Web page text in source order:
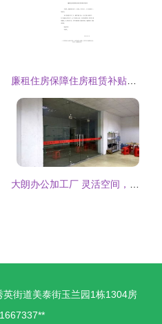
街道美泰街玉兰园1栋1304房